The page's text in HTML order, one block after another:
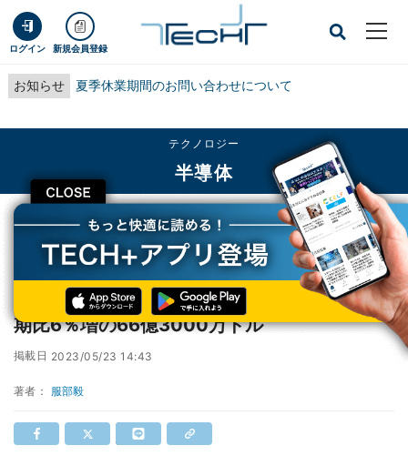
ログイン 新規会員登録
お知らせ 夏季休業期間のお問い合わせについて
CLOSE
テクノロジー
半導体
TECH+ テクノロジー
半導体
AMATの2023年度第2四半期売上高は前年同期比6％増の66億3000万ドル
AMATの2023年度第2四半期売上高は前年同
期比6％増の66億3000万ドル
掲載日 2023/05/23 14:43
著者： 服部毅